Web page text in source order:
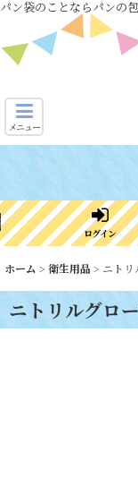
パン袋のことならパン
メニュー
ログイン
ホーム > 衛生用品 > ニト
ニトリルグ